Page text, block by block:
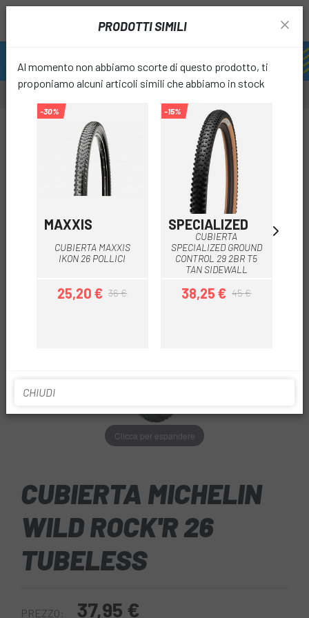
Clicca per espandere
CUBIERTA MICHELIN
WILD ROCK'R 26
TUBELESS
PREZZO: 37,95 €
PRODOTTI SIMILI
Al momento non abbiamo scorte di questo prodotto, ti
proponiamo alcuni articoli simili che abbiamo in stock
-30%
MAXXIS
CUBIERTA MAXXIS
IKON 26 POLLICI
Prezzo
25,20 €Prezzo base
36 €
-15%
SPECIALIZED
CUBIERTA
SPECIALIZED GROUND
CONTROL 29 2BR T5
TAN SIDEWALL
Prezzo
38,25 €Prezzo base
45 €
CHIUDI